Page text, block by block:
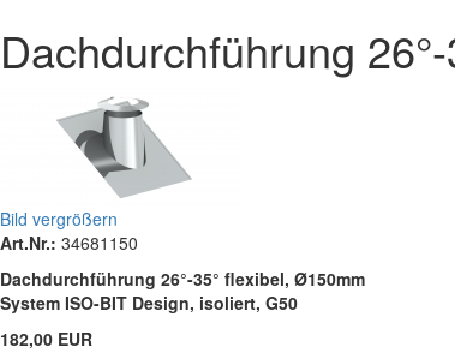
Dachdurchführung
Bild vergrößern
Art.Nr.: 34681150
Dachdurchführung 26°-35° flexibel, Ø150mm
System ISO-BIT Design, isoliert, G50
182,00 EUR